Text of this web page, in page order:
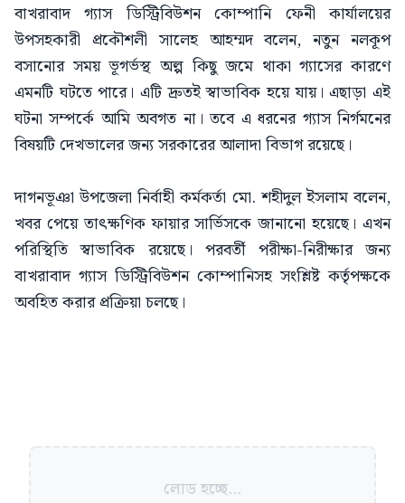
বাখরাবাদ গ্যাস ডিস্ট্রিবিউশন কোম্পানি ফেনী কার্যালয়ের
উপসহকারী প্রকৌশলী সালেহ আহম্মদ বলেন, নতুন নলকূপ
বসানোর সময় ভূগর্ভস্থ অল্প কিছু জমে থাকা গ্যাসের কারণে
এমনটি ঘটতে পারে। এটি দ্রুতই স্বাভাবিক হয়ে যায়। এছাড়া এই
ঘটনা সম্পর্কে আমি অবগত না। তবে এ ধরনের গ্যাস নির্গমনের
বিষয়টি দেখভালের জন্য সরকারের আলাদা বিভাগ রয়েছে।
দাগনভূঞা উপজেলা নির্বাহী কর্মকর্তা মো. শহীদুল ইসলাম বলেন,
খবর পেয়ে তাৎক্ষণিক ফায়ার সার্ভিসকে জানানো হয়েছে। এখন
পরিস্থিতি স্বাভাবিক রয়েছে। পরবর্তী পরীক্ষা-নিরীক্ষার জন্য
বাখরাবাদ গ্যাস ডিস্ট্রিবিউশন কোম্পানিসহ সংশ্লিষ্ট কর্তৃপক্ষকে
অবহিত করার প্রক্রিয়া চলছে।
লোড হচ্ছে...